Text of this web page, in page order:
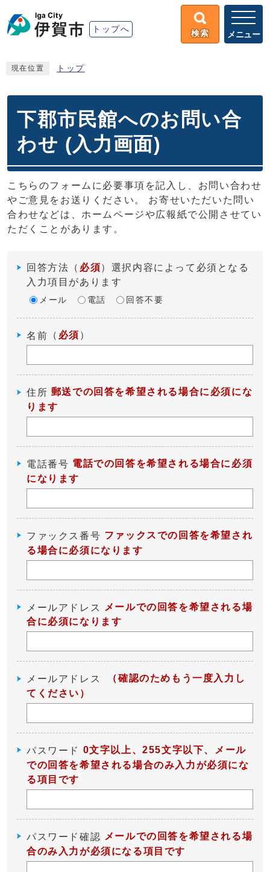
トップへ 検索 メニュー
現在位置 トップ
下郡市民館へのお問い合
わせ (入力画面)
こちらのフォームに必要事項を記入し、お問い合わせ
やご意見をお送りください。 お寄せいただいた問い
合わせなどは、ホームページや広報紙で公開させてい
ただくことがあります。
回答方法 （ 必須）選択内容によって必須となる
入力項目があります
メール 電話 回答不要
名前 （ 必須 ）
住所 郵送での回答を希望される場合に必須にな
ります
電話番号 電話での回答を希望される場合に必須
になります
ファックス番号 ファックスでの回答を希望され
る場合に必須になります
メールアドレス
メールでの回答を希望される場
合に必須になります
メールアドレス
（確認のためもう一度入力し
てください）
パスワード 0文字以上、255文字以下、メール
での回答を希望される場合のみ入力が必須にな
る項目です
パスワード確認 メールでの回答を希望される場
合のみ入力が必須になる項目です